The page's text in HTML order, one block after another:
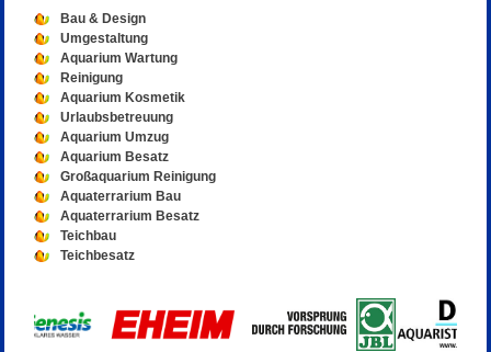
Bau & Design
Umgestaltung
Aquarium Wartung
Reinigung
Aquarium Kosmetik
Urlaubsbetreuung
Aquarium Umzug
Aquarium Besatz
Großaquarium Reinigung
Aquaterrarium Bau
Aquaterrarium Besatz
Teichbau
Teichbesatz